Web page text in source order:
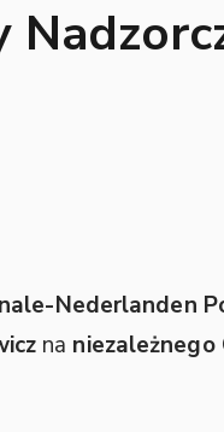
Nederlanden
na niezależnego